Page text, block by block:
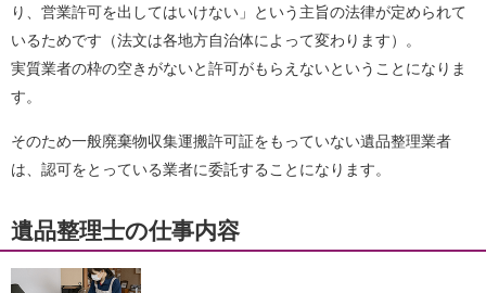
り、営業許可を出してはいけない」という主旨の法律が定められて
いるためです（法文は各地方自治体によって変わります）。
実質業者の枠の空きがないと許可がもらえないということになりま
す。
そのため一般廃棄物収集運搬許可証をもっていない遺品整理業者
は、認可をとっている業者に委託することになります。
遺品整理士の仕事内容